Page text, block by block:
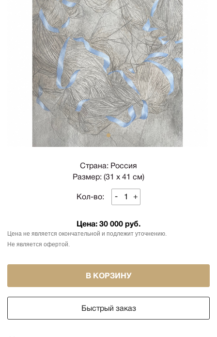
Страна: Россия
Размер: (31 х 41 см)
Кол-во: - +
Цена: 30 000 руб.
Цена не является окончательной и подлежит уточнению.
Не является офертой.
В КОРЗИНУ
Быстрый заказ